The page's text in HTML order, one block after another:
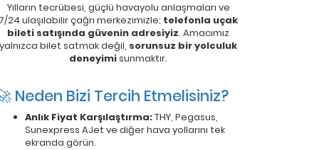
Anlık Fiyat Karşılaştırma:THY, Pegasus,
Sunexpress AJet ve diğer hava yollarını tek
ekranda görün.
Neden Bizi Tercih Etmelisiniz?
Yılların tecrübesi, güçlü havayolu anlaşmaları ve
24 ulaşılabilir çağrı merkezimizle; telefonla uçak
bileti satışında güvenin adresiyiz. Amacımız
yalnızca bilet satmak değil, sorunsuz bir yolculuk
deneyimi sunmaktır.